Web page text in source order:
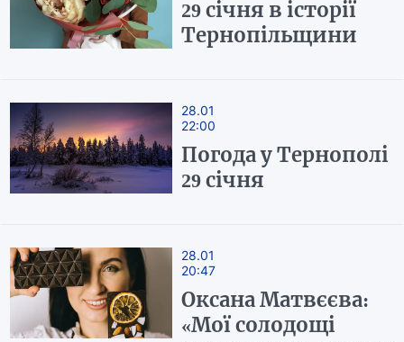
29 січня в історії
Тернопільщини
28.01
22:00
Погода у Тернополі
29 січня
28.01
20:47
Оксана Матвєєва:
«Мої солодощі